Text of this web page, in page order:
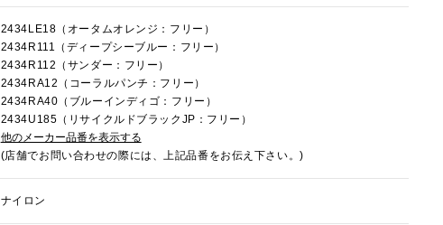
2434LE18（オータムオレンジ：フリー）
2434R111（ディープシーブルー：フリー）
2434R112（サンダー：フリー）
2434RA12（コーラルパンチ：フリー）
2434RA40（ブルーインディゴ：フリー）
2434U185（リサイクルドブラックJP：フリー）
他のメーカー品番を表示する
(店舗でお問い合わせの際には、上記品番をお伝え下さい。)
ナイロン